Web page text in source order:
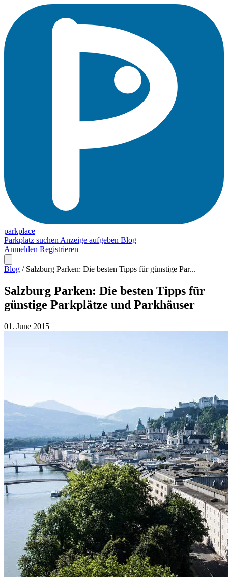
parkplace
Parkplatz suchen Anzeige aufgeben Blog
Anmelden Registrieren
Blog / Salzburg Parken: Die besten Tipps für günstige Par...
Salzburg Parken: Die besten Tipps für
günstige Parkplätze und Parkhäuser
01. June 2015